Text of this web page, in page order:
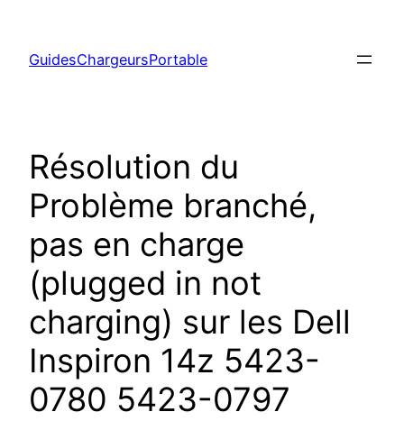
contenu
GuidesChargeursPortable
Résolution du
Problème branché,
pas en charge
(plugged in not
charging) sur les Dell
Inspiron 14z 5423-
0780 5423-0797